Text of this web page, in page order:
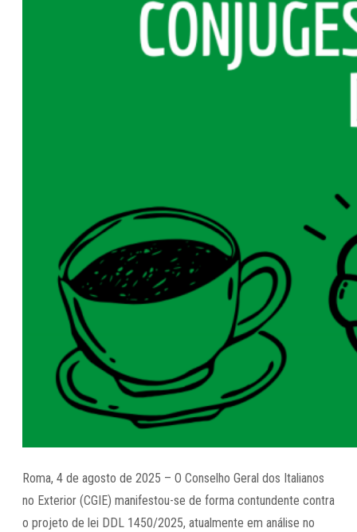
Roma, 4 de agosto de 2025 – O Conselho Geral dos Italianos
no Exterior (CGIE) manifestou-se de forma contundente contra
o projeto de lei DDL 1450/2025, atualmente em análise no